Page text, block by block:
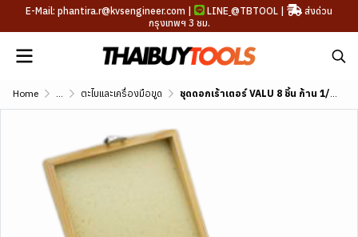
E-Mail: phantira.r@kvsengineer.com | LINE @TBTOOL |
ส่งด่วน
กรุงเทพฯ 3 ชม.
Home ... ตะไบและเครื่องมือขูด ชุดดอกเร้าเตอร์ VALU 8 ชิ้น ก้าน 1/4 นิ้ว